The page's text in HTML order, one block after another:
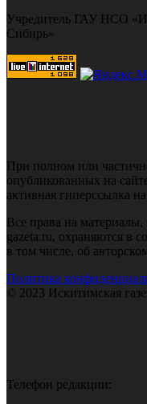
Учредитель ГАУ НСО
Сибирь»
При полном или
опубликованных на
активная гиперссылка
Все права на
gazeta.ru, охраняются в
в том числе, об
Политика
© 2023 Искитимская
Телефон редакции: